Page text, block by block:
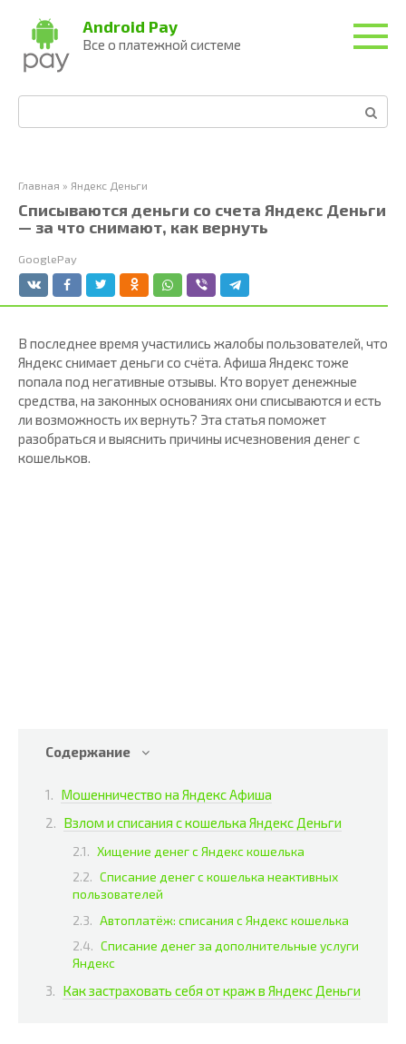
контенту
Android Pay
Все о платежной системе
Главная » Яндекс Деньги
Списываются деньги со счета Яндекс Деньги
— за что снимают, как вернуть
GooglePay
В последнее время участились жалобы пользователей, что
Яндекс снимает деньги со счёта. Афиша Яндекс тоже
попала под негативные отзывы. Кто ворует денежные
средства, на законных основаниях они списываются и есть
ли возможность их вернуть? Эта статья поможет
разобраться и выяснить причины исчезновения денег с
кошельков.
Содержание
Мошенничество на Яндекс Афиша
Взлом и списания с кошелька Яндекс Деньги
Хищение денег с Яндекс кошелька
Списание денег с кошелька неактивных
пользователей
Автоплатёж: списания с Яндекс кошелька
Списание денег за дополнительные услуги
Яндекс
Как застраховать себя от краж в Яндекс Деньги